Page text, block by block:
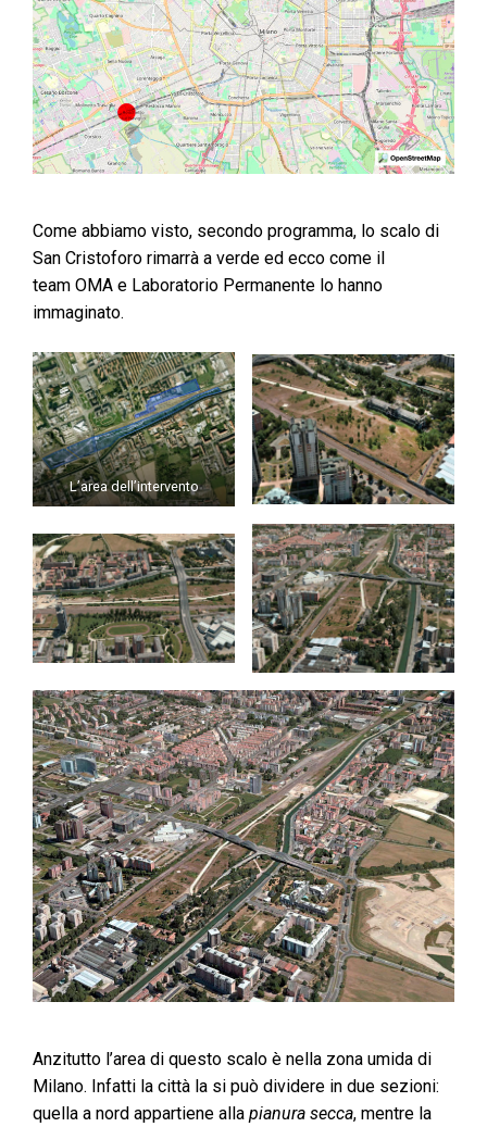
Come abbiamo visto, secondo programma, lo scalo di
San Cristoforo rimarrà a verde ed ecco come il
team OMA e Laboratorio Permanente lo hanno
immaginato.
L’area dell’intervento
Anzitutto l’area di questo scalo è nella zona umida di
Milano. Infatti la città la si può dividere in due sezioni:
quella a nord appartiene alla pianura secca, mentre la